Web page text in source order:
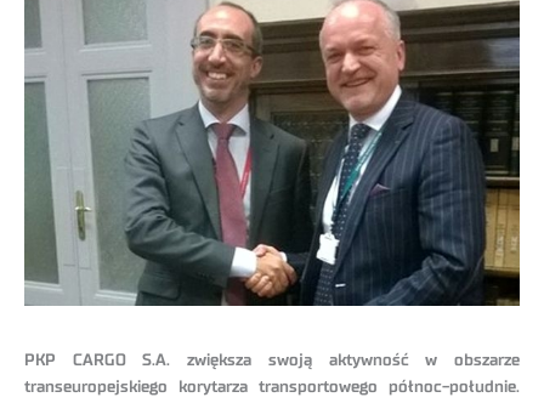
PKP CARGO S.A. zwiększa swoją aktywność w obszarze
transeuropejskiego korytarza transportowego północ-południe.